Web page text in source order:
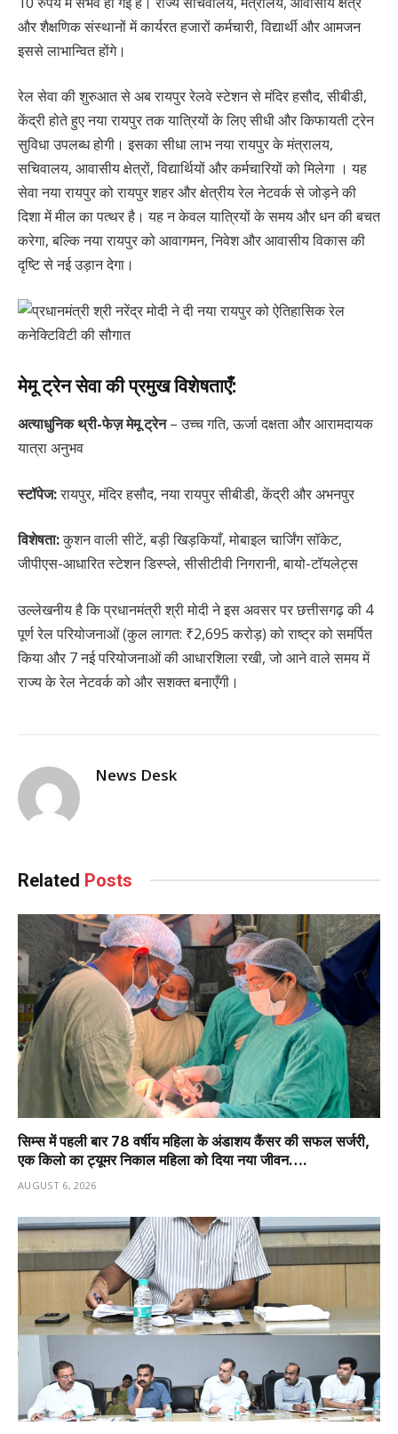
और शैक्षणिक संस्थानों में कार्यरत हजारों कर्मचारी, विद्यार्थी और आमजन
इससे लाभान्वित होंगे।
रेल सेवा की शुरुआत से अब रायपुर रेलवे स्टेशन से मंदिर हसौद, सीबीडी,
केंद्री होते हुए नया रायपुर तक यात्रियों के लिए सीधी और किफायती ट्रेन
सुविधा उपलब्ध होगी। इसका सीधा लाभ नया रायपुर के मंत्रालय,
सचिवालय, आवासीय क्षेत्रों, विद्यार्थियों और कर्मचारियों को मिलेगा । यह
सेवा नया रायपुर को रायपुर शहर और क्षेत्रीय रेल नेटवर्क से जोड़ने की
दिशा में मील का पत्थर है। यह न केवल यात्रियों के समय और धन की बचत
करेगा, बल्कि नया रायपुर को आवागमन, निवेश और आवासीय विकास की
दृष्टि से नई उड़ान देगा।
मेमू ट्रेन सेवा की प्रमुख विशेषताएँ:
अत्याधुनिक थ्री-फेज़ मेमू ट्रेन– उच्च गति, ऊर्जा दक्षता और आरामदायक
यात्रा अनुभव
स्टॉपेज:रायपुर, मंदिर हसौद, नया रायपुर सीबीडी, केंद्री और अभनपुर
विशेषता:कुशन वाली सीटें, बड़ी खिड़कियाँ, मोबाइल चार्जिंग सॉकेट,
जीपीएस-आधारित स्टेशन डिस्प्ले, सीसीटीवी निगरानी, बायो-टॉयलेट्स
उल्लेखनीय है कि प्रधानमंत्री श्री मोदी ने इस अवसर पर छत्तीसगढ़ की 4
पूर्ण रेल परियोजनाओं (कुल लागत: ₹2,695 करोड़) को राष्ट्र को समर्पित
किया और 7 नई परियोजनाओं की आधारशिला रखी, जो आने वाले समय में
राज्य के रेल नेटवर्क को और सशक्त बनाएँगी।
News Desk
Related Posts
सिम्स में पहली बार 78 वर्षीय महिला के अंडाशय कैंसर की सफल सर्जरी,
एक किलो का ट्यूमर निकाल महिला को दिया नया जीवन….
AUGUST 6, 2026